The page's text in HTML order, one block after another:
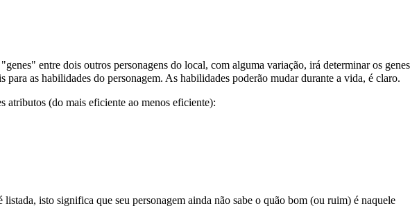
entre dois outros personagens do local, com alguma variação, irá determinar os genes
as habilidades do personagem. As habilidades poderão mudar durante a vida, é claro.
atributos (do mais eficiente ao menos eficiente):
listada, isto significa que seu personagem ainda não sabe o quão bom (ou ruim) é naquele